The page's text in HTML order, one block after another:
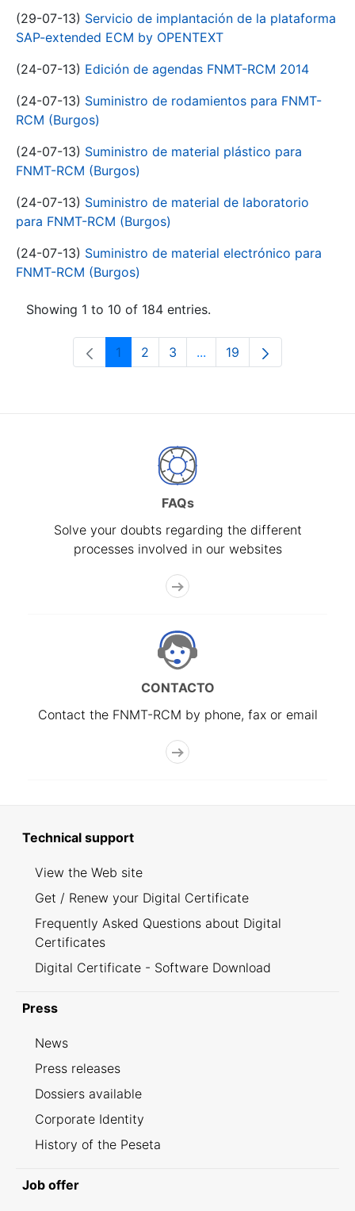
(29-07-13) Servicio de implantación de la plataforma
SAP-extended ECM by OPENTEXT
(24-07-13) Edición de agendas FNMT-RCM 2014
(24-07-13) Suministro de rodamientos para FNMT-
RCM (Burgos)
(24-07-13) Suministro de material plástico para
FNMT-RCM (Burgos)
(24-07-13) Suministro de material de laboratorio
para FNMT-RCM (Burgos)
(24-07-13) Suministro de material electrónico para
FNMT-RCM (Burgos)
Showing 1 to 10 of 184 entries.
Page
1 Page
2 Page
3 ...Intermediate Pages Use
Page
19
FAQs
Solve your doubts regarding the different
processes involved in our websites
CONTACTO
Contact the FNMT-RCM by phone, fax or email
Technical support
View the Web site
Get / Renew your Digital Certificate
Frequently Asked Questions about Digital
Certificates
Digital Certificate - Software Download
Press
News
Press releases
Dossiers available
Corporate Identity
History of the Peseta
Job offer